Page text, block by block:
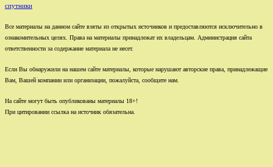
спутники
Все материалы на данном сайте взяты из открытых источников и предоставляются исключительно в
ознакомительных целях. Права на материалы принадлежат их владельцам. Администрация сайта
ответственности за содержание материала не несет.
Если Вы обнаружили на нашем сайте материалы, которые нарушают авторские права, принадлежащие
Вам, Вашей компании или организации, пожалуйста, сообщите нам.
На сайте могут быть опубликованы материалы 18+!
При цитировании ссылка на источник обязательна.